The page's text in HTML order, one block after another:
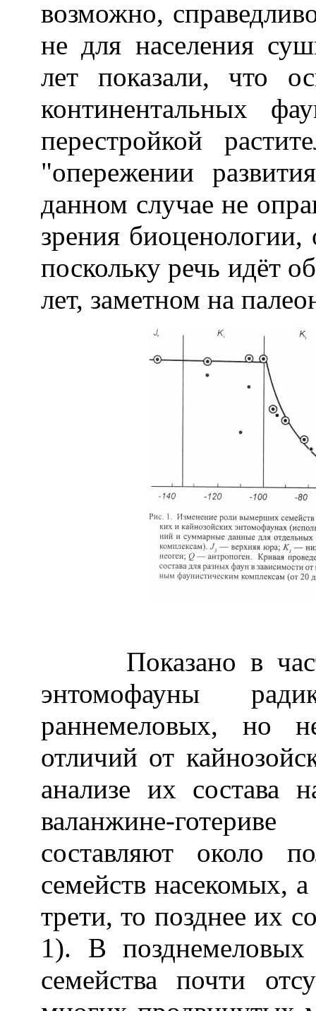
возможно,
не для населения
лет показали, что
континентальных
перестройкой
"опережении
данном случае не
зрения
поскольку речь идёт
лет, заметном на
Показано в
энтомофауны
раннемеловых, но
отличий от
анализе их состава
валанжине-
составляют около
семейств насекомых, а
трети, то позднее их
1). В позднемеловых
семейства почти